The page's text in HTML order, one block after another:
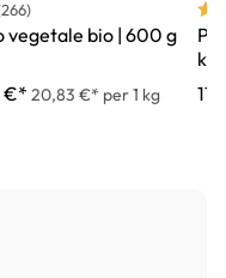
vegetale bio | 600 g
€* 20,83 €* per 1 kg
kg